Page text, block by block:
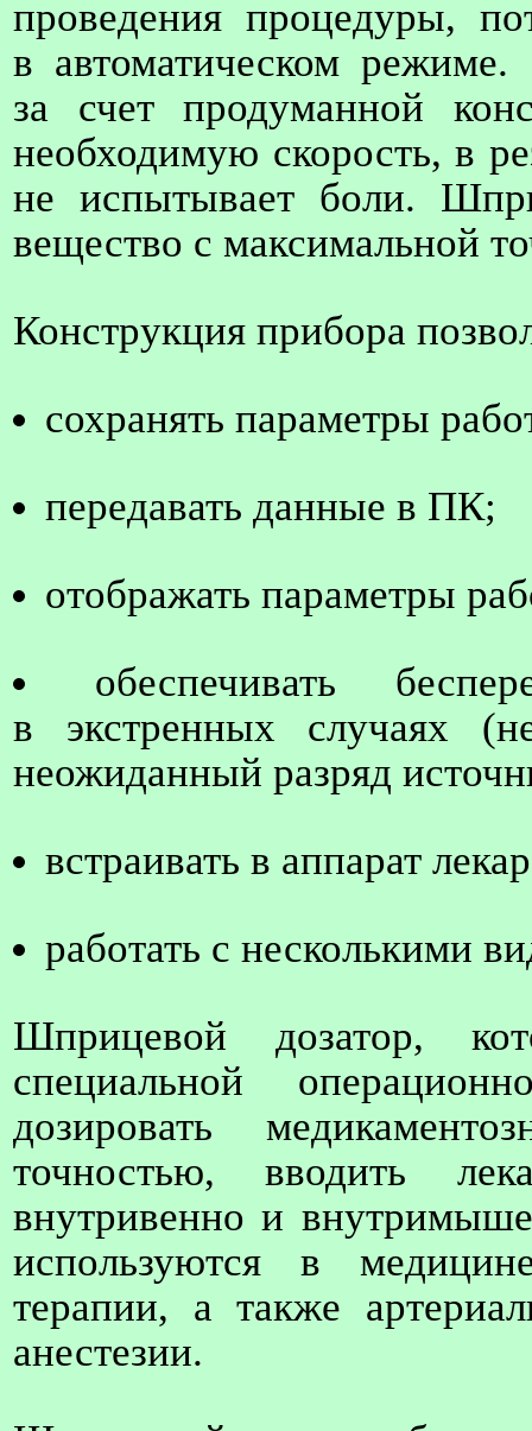
проведения процедуры,
в автоматическом
за счет продуманной
необходимую скорость, в
не испытывает боли.
вещество с максимальной
Конструкция прибора
сохранять параметры
передавать данные в ПК;
отображать параметры
обеспечивать
в экстренных случаях
неожиданный разряд
встраивать в аппарат
работать с несколькими
Шприцевой дозатор,
специальной
дозировать
точностью, вводить
внутривенно и
используются в
терапии, а также
анестезии.